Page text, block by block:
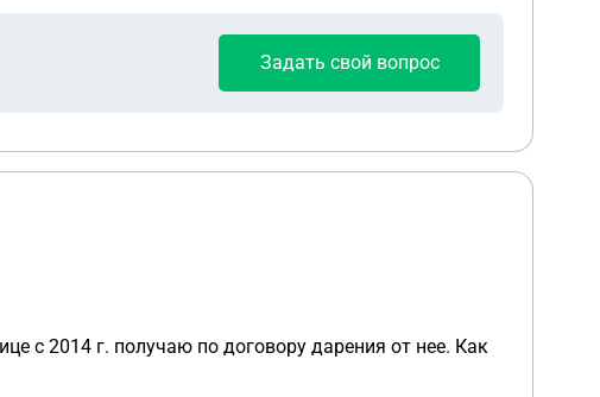
Задать свой вопрос
с 2014 г. получаю по договору дарения от нее. Как